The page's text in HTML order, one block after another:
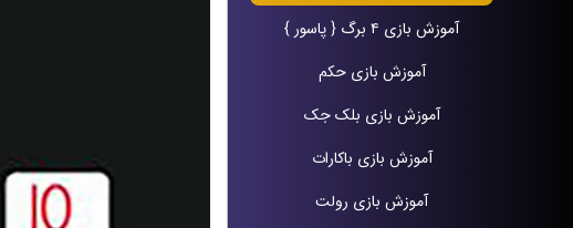
آموزش بازی ۴ برگ { پاسور }
آموزش بازی حکم
آموزش بازی بلک جک
آموزش بازی باکارات
آموزش بازی رولت